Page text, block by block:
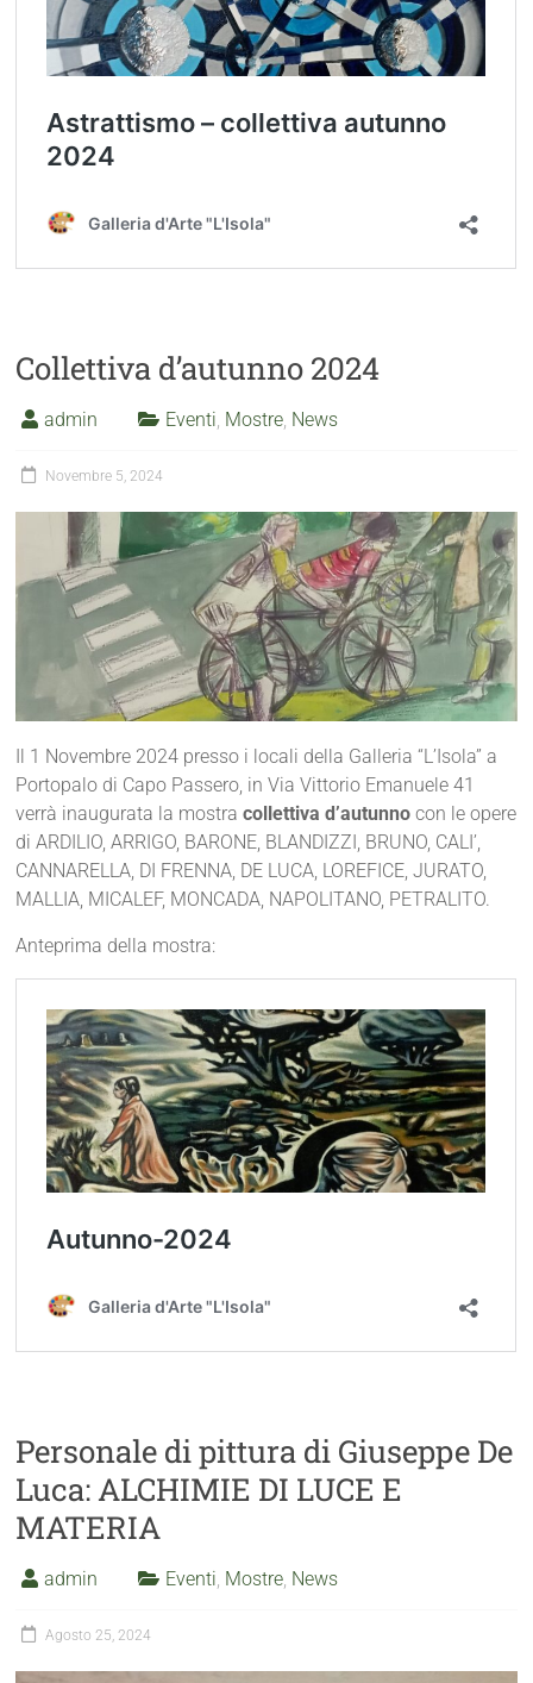
Collettiva d’autunno 2024
admin Eventi, Mostre, News
Novembre 5, 2024
Il 1 Novembre 2024 presso i locali della Galleria “L’Isola” a
Portopalo di Capo Passero, in Via Vittorio Emanuele 41
verrà inaugurata la mostracollettiva d’autunno con le opere
di ARDILIO, ARRIGO, BARONE, BLANDIZZI, BRUNO, CALI’,
CANNARELLA, DI FRENNA, DE LUCA, LOREFICE, JURATO,
MALLIA, MICALEF, MONCADA, NAPOLITANO, PETRALITO.
Anteprima della mostra:
Personale di pittura di Giuseppe De
Luca: ALCHIMIE DI LUCE E
MATERIA
admin Eventi Mostre News
Agosto 25, 2024